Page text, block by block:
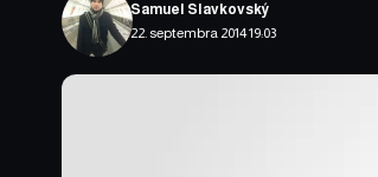
22. septembra 2014 19:03
Samuel Slavkovský